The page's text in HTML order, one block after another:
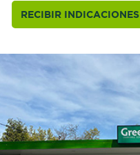
RECIBIR INDICACIONES